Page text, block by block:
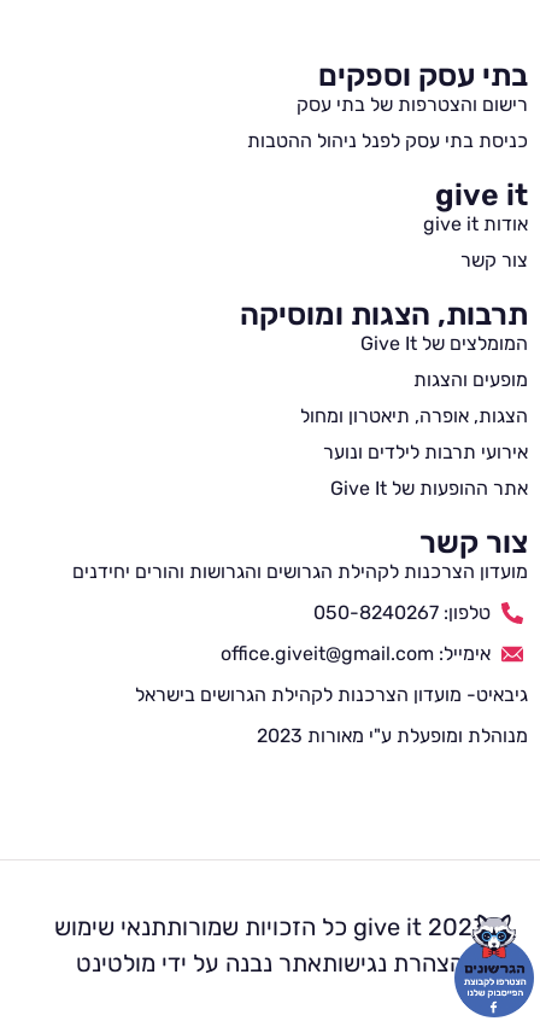
בתי עסק וספקים
רישום והצטרפות של בתי עסק
כניסת בתי עסק לפנל ניהול ההטבות
give it
אודות give it
צור קשר
תרבות, הצגות ומוסיקה
המומלצים של Give It
מופעים והצגות
הצגות, אופרה, תיאטרון ומחול
אירועי תרבות לילדים ונוער
אתר ההופעות של Give It
צור קשר
מועדון הצרכנות לקהילת הגרושים והגרושות והורים יחידנים
טלפון: 050-8240267
אימייל: office.giveit@gmail.com
גיבאיט- מועדון הצרכנות לקהילת הגרושים בישראל
מנוהלת ומופעלת ע"י מאורות 2023
2023 give it כל הזכויות שמורות
תנאי שימוש
הצהרת נגישותאתר נבנה על ידי מולטינט